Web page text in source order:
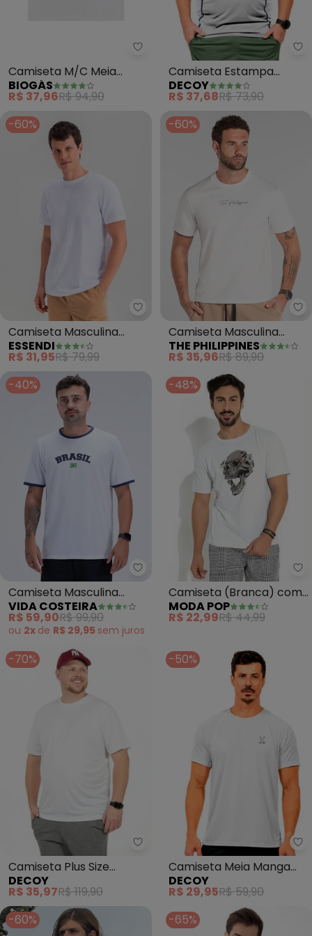
Biogás - Camiseta M/C Meia
Camiseta M/C Meia
Malha (Branco)
BIOGÁS
R$ 37,96R$ 94,90
Camiseta Estampa
Masculina (Branco)
DECOY
R$ 37,68R$ 73,90
-60%
Essendi - Camiseta Masculina
Camiseta Masculina
Essencial em Malha
(Branco)
ESSENDI
R$ 31,95R$ 79,99
-60%
Camiseta Masculina
Algodão (Branco)
THE PHILIPPINES
R$ 35,96R$ 89,90
-40%
Vida Costeira - Camiseta
Camiseta Masculina
Brasil Copa Branco
(Branco)
VIDA COSTEIRA
R$ 59,90R$ 99,90
ou 2x de R$ 29,95 sem juros
-48%
Camiseta (Branca) com
Estampa Frontal Caveira
MODA POP
R$ 22,99R$ 44,99
-70%
Decoy - Camiseta Plus Size
Camiseta Plus Size
Masculina (Branco)
DECOY
R$ 35,97R$ 119,90
-50%
Camiseta Meia Manga
Masculina (Branco)
DECOY
R$ 29,95R$ 59,90
-60%
-65%